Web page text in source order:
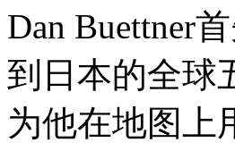
Dan Buettner
到日本的全球
为他在地图上